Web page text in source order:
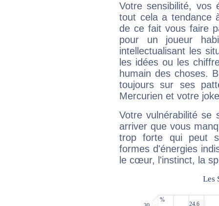
Votre sensibilité,
tout cela a tendance
de ce fait vous faire
pour un joueur
intellectualisant les
les idées ou les
humain des choses.
toujours sur ses
Mercurien et votre
Votre vulnérabilité se
arriver que vous
trop forte qui peut
formes d'énergies
le cœur, l'instinct, la